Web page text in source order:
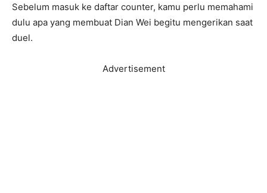
Sebelum masuk ke daftar counter, kamu perlu memahami
dulu apa yang membuat Dian Wei begitu mengerikan saat
duel.
Advertisement